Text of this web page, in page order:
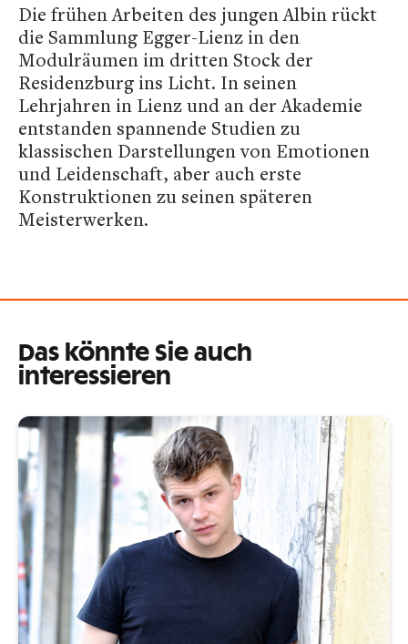
Die frühen Arbeiten des jungen Albin rückt
die Sammlung Egger-Lienz in den
Modulräumen im dritten Stock der
Residenzburg ins Licht. In seinen
Lehrjahren in Lienz und an der Akademie
entstanden spannende Studien zu
klassischen Darstellungen von Emotionen
und Leidenschaft, aber auch erste
Konstruktionen zu seinen späteren
Meisterwerken.
Das könnte Sie auch
interessieren